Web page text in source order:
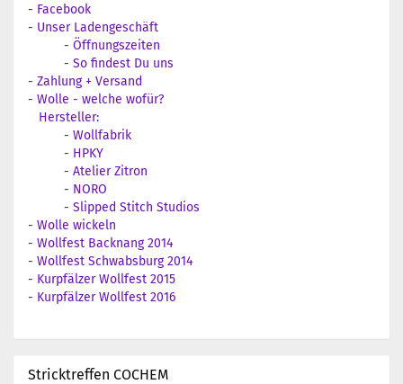
- Facebook
- Unser Ladengeschäft
- Öffnungszeiten
- So findest Du uns
- Zahlung + Versand
- Wolle - welche wofür?
Hersteller:
- Wollfabrik
- HPKY
- Atelier Zitron
- NORO
- Slipped Stitch Studios
- Wolle wickeln
- Wollfest Backnang 2014
- Wollfest Schwabsburg 2014
- Kurpfälzer Wollfest 2015
- Kurpfälzer Wollfest 2016
Stricktreffen COCHEM